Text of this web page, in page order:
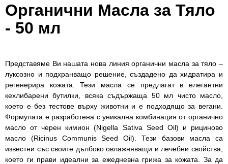
Органични Масла за Тяло
- 50 мл
Представяме Ви нашата нова линия органични масла за тяло –
луксозно и подхранващо решение, създадено да хидратира и
регенерира кожата. Тези масла се предлагат в елегантни
кехлибарени бутилки, всяка съдържаща 50 мл чисто масло,
което е без тестове върху животни и е подходящо за вегани.
Формулата е разработена с уникална комбинация от органично
масло от черен кимион (Nigella Sativa Seed Oil) и рициново
масло (Ricinus Communis Seed Oil). Тези базови масла са
известни със своите дълбоко овлажняващи и лечебни свойства,
което ги прави идеални за ежедневна грижа за кожата. За да